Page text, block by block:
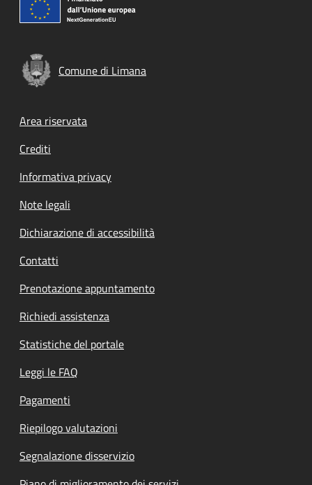
Comune di Limana
Footer menu
Area riservata
Crediti
Informativa privacy
Note legali
Dichiarazione di accessibilità
Contatti
Prenotazione appuntamento
Richiedi assistenza
Statistiche del portale
Leggi le FAQ
Pagamenti
Riepilogo valutazioni
Segnalazione disservizio